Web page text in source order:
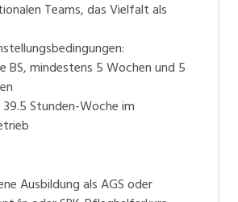
Teams, das Vielfalt als
BS, mindestens 5 Wochen und 5
Stunden-Woche im
Ausbildung als AGS oder